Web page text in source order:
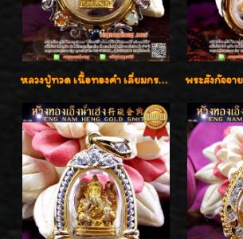
หลวงปู่ทวด เนื้อทองคำ เลี่ยมกรอบทองคำประดับเพชรแท้และพลอยนพเก้า น่ารักมากๆค่ะ